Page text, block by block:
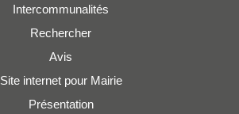
Intercommunalités
Rechercher
Avis
Site internet pour Mairie
Présentation